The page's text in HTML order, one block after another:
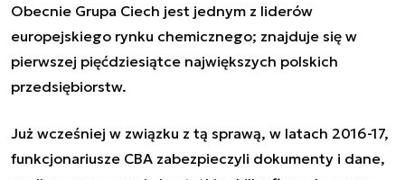
Obecnie Grupa Ciech jest jednym z liderów
europejskiego rynku chemicznego; znajduje się w
pierwszej pięćdziesiątce największych polskich
przedsiębiorstw.
Już wcześniej w związku z tą sprawą, w latach 2016-17,
funkcjonariusze CBA zabezpieczyli dokumenty i dane,